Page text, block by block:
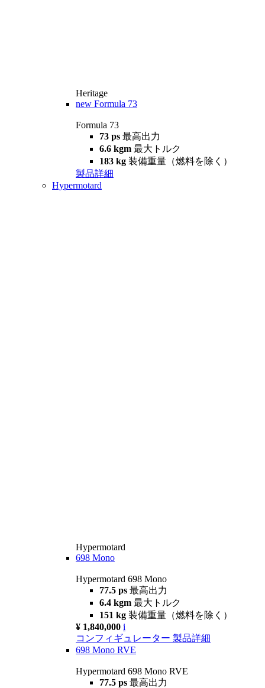
Heritage
new Formula 73
Formula 73
73 ps 最高出力
6.6 kgm 最大トルク
183 kg 装備重量（燃料を除く）
製品詳細
Hypermotard
Hypermotard
698 Mono
Hypermotard 698 Mono
77.5 ps 最高出力
6.4 kgm 最大トルク
151 kg 装備重量（燃料を除く）
¥ 1,840,000 i
コンフィギュレーター 製品詳細
698 Mono RVE
Hypermotard 698 Mono RVE
77.5 ps 最高出力